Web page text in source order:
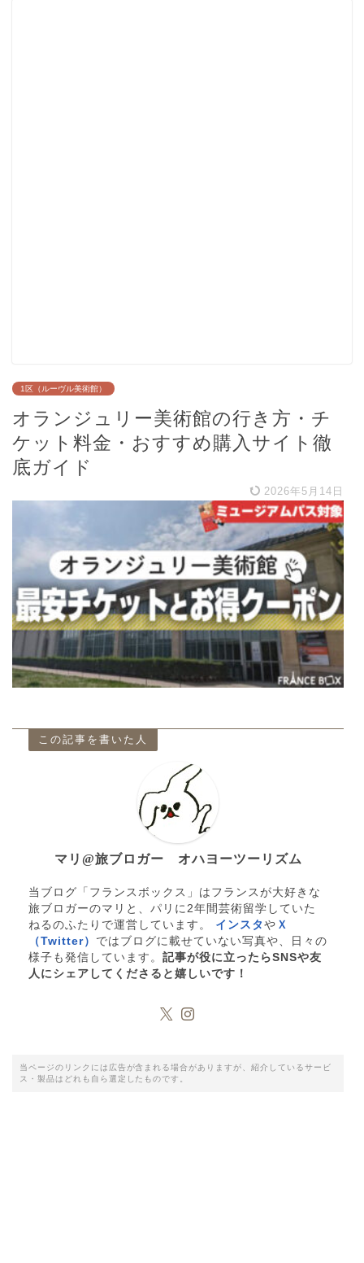
1区（ルーヴル美術館）
オランジュリー美術館の行き方・チ
ケット料金・おすすめ購入サイト徹
底ガイド
2026年5月14日
この記事を書いた人
マリ@旅ブロガー オハヨーツーリズム
当ブログ「フランスボックス」はフランスが大好きな
旅ブロガーのマリと、パリに2年間芸術留学していた
ねるのふたりで運営しています。 インスタ や Ｘ
（Twitter） ではブログに載せていない写真や、日々の
様子も発信しています。 記事が役に立ったらSNSや友
人にシェアしてくださると嬉しいです！
当ページのリンクには広告が含まれる場合がありますが、紹介しているサービ
ス・製品はどれも自ら選定したものです。